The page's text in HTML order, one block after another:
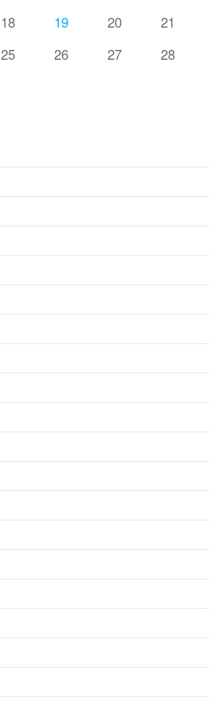
18 19 20
21
25 26 27
28